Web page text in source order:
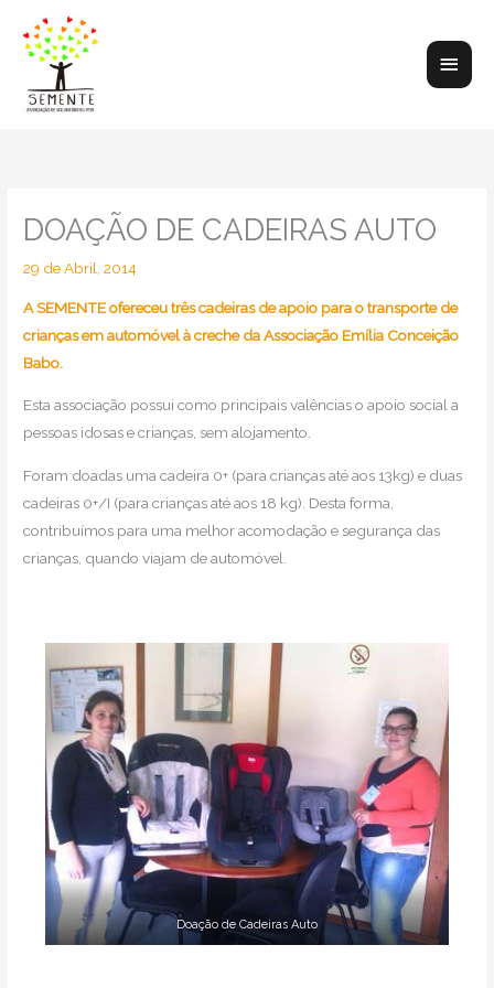
content
Main
DOAÇÃO DE CADEIRAS AUTO
29 de Abril, 2014
A SEMENTE ofereceu três cadeiras de apoio para o transporte de
crianças em automóvel à creche da Associação Emília Conceição
Babo.
Esta associação possui como principais valências o apoio social a
pessoas idosas e crianças, sem alojamento.
Foram doadas uma cadeira 0+ (para crianças até aos 13kg) e duas
cadeiras 0+/I (para crianças até aos 18 kg). Desta forma,
contribuímos para uma melhor acomodação e segurança das
crianças, quando viajam de automóvel.
Doação de Cadeiras Auto